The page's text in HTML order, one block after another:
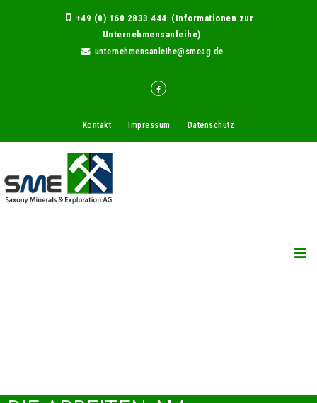
+49 (0) 160 2833 444 (Informationen zur
Unternehmensanleihe)
unternehmensanleihe@smeag.de
Kontakt Impressum Datenschutz